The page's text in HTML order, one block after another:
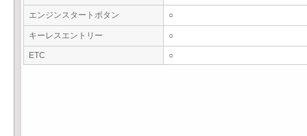
エンジンスタートボタン ○
キーレスエントリー ○
ETC ○